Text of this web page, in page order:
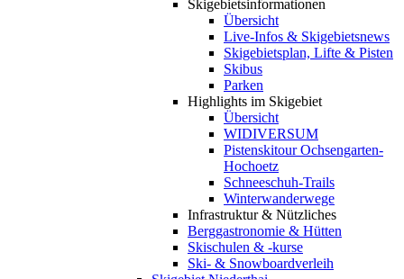
Skigebietsinformationen
Übersicht
Live-Infos & Skigebietsnews
Skigebietsplan, Lifte & Pisten
Skibus
Parken
Highlights im Skigebiet
Übersicht
WIDIVERSUM
Pistenskitour Ochsengarten-
Hochoetz
Schneeschuh-Trails
Winterwanderwege
Infrastruktur & Nützliches
Berggastronomie & Hütten
Skischulen & -kurse
Ski- & Snowboardverleih